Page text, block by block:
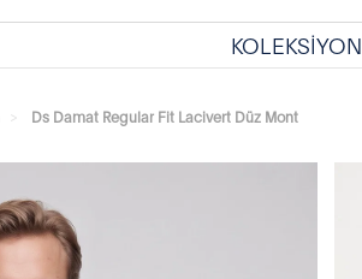
KOLEKSİYON
Ds Damat Regular Fit Lacivert Düz Mont